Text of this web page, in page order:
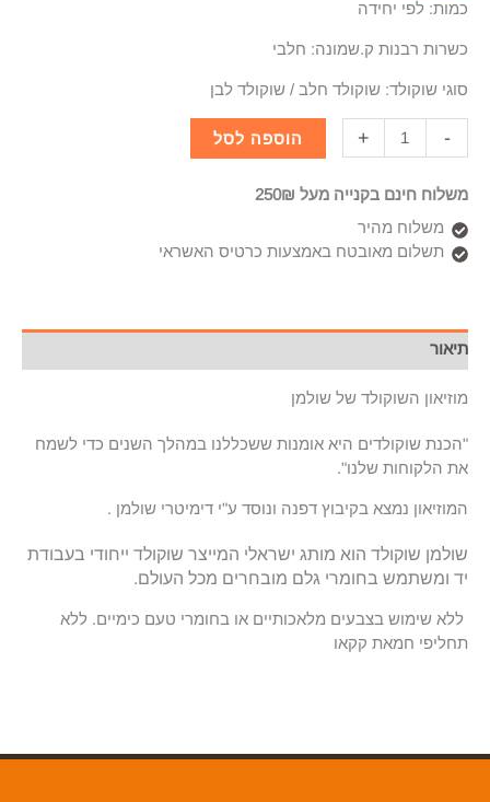
כמות: לפי יחידה
כשרות רבנות ק.שמונה: חלבי
סוגי שוקולד: שוקולד חלב / שוקולד לבן
-
+ הוספה לסל
משלוח חינם בקנייה מעל 250₪
משלוח מהיר
תשלום מאובטח באמצעות כרטיס האשראי
תיאור
מוזיאון השוקולד של שולמן
"הכנת שוקולדים היא אומנות ששכללנו במהלך השנים כדי לשמח
את הלקוחות שלנו".
המוזיאון נמצא בקיבוץ דפנה ונוסד ע"י דימיטרי שולמן .
שולמן שוקולד הוא מותג ישראלי המייצר שוקולד ייחודי בעבודת
יד ומשתמש בחומרי גלם מובחרים מכל העולם.
ללא שימוש בצבעים מלאכותיים או בחומרי טעם כימיים. ללא
תחליפי חמאת קקאו